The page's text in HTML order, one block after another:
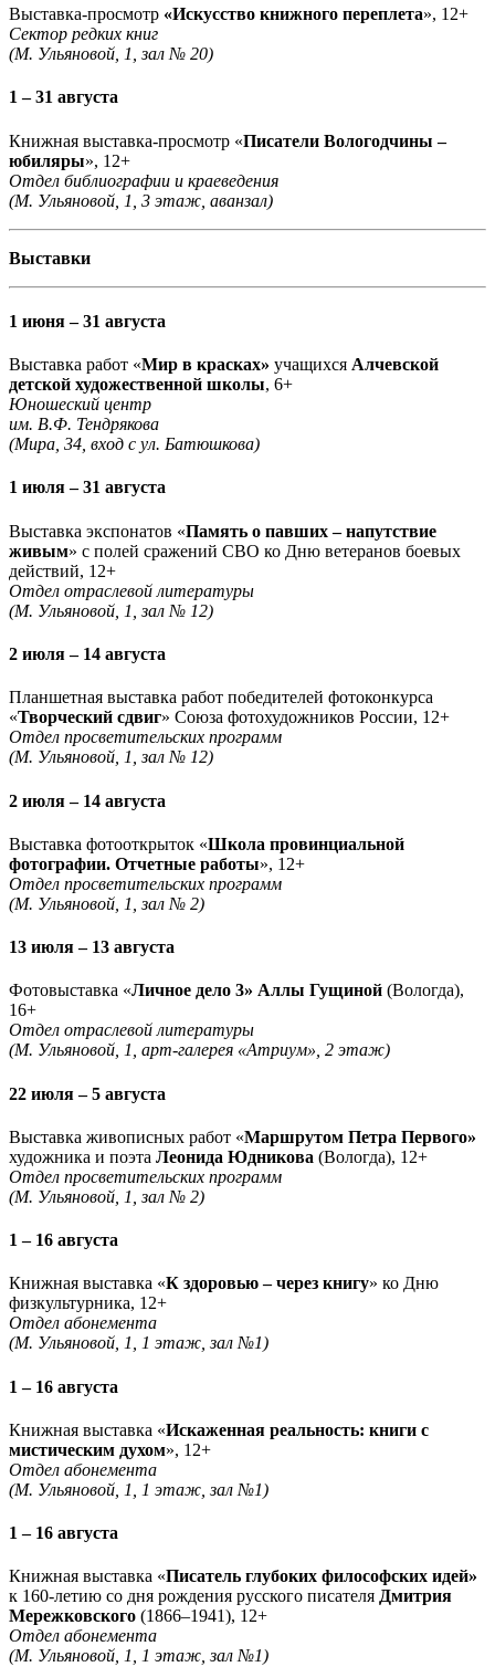
Выставка-просмотр «Искусство книжного переплета», 12+
Сектор редких книг
(М. Ульяновой, 1, зал № 20)
1 – 31 августа
Книжная выставка-просмотр «Писатели Вологодчины –
юбиляры», 12+
Отдел библиографии и краеведения
(М. Ульяновой, 1, 3 этаж, аванзал)
Выставки
1 июня – 31 августа
Выставка работ «Мир в красках» учащихся Алчевской
детской художественной школы, 6+
Юношеский центр
им. В.Ф. Тендрякова
(Мира, 34, вход с ул. Батюшкова)
1 июля – 31 августа
Выставка экспонатов «Память о павших – напутствие
живым» с полей сражений СВО ко Дню ветеранов боевых
действий, 12+
Отдел отраслевой литературы
(М. Ульяновой, 1, зал № 12)
2 июля – 14 августа
Планшетная выставка работ победителей фотоконкурса
«Творческий сдвиг» Союза фотохудожников России, 12+
Отдел просветительских программ
(М. Ульяновой, 1, зал № 12)
2 июля – 14 августа
Выставка фотооткрыток «Школа провинциальной
фотографии. Отчетные работы», 12+
Отдел просветительских программ
(М. Ульяновой, 1, зал № 2)
13 июля – 13 августа
Фотовыставка «Личное дело 3» Аллы Гущиной (Вологда),
16+
Отдел отраслевой литературы
(М. Ульяновой, 1, арт-галерея «Атриум», 2 этаж)
22 июля – 5 августа
Выставка живописных работ «Маршрутом Петра Первого»
художника и поэта Леонида Юдникова (Вологда), 12+
Отдел просветительских программ
(М. Ульяновой, 1, зал № 2)
1 – 16 августа
Книжная выставка «К здоровью – через книгу» ко Дню
физкультурника, 12+
Отдел абонемента
(М. Ульяновой, 1, 1 этаж, зал №1)
1 – 16 августа
Книжная выставка «Искаженная реальность: книги с
мистическим духом», 12+
Отдел абонемента
(М. Ульяновой, 1, 1 этаж, зал №1)
1 – 16 августа
Книжная выставка «Писатель глубоких философских идей»
к 160-летию со дня рождения русского писателя Дмитрия
Мережковского (1866–1941), 12+
Отдел абонемента
(М. Ульяновой, 1, 1 этаж, зал №1)